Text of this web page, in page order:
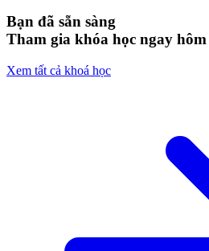
Bạn đã sẵn sàng
Tham gia khóa học ngay hôm
Xem tất cả khoá học